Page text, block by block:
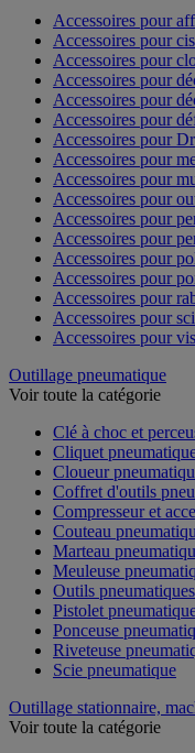
Accessoires pour
Accessoires pour
Accessoires pour
Accessoires pour
Accessoires pour
Accessoires pour
Accessoires pour
Accessoires pour
Accessoires pour
Accessoires pour
Accessoires pour
Accessoires pour
Accessoires pour
Accessoires pour
Accessoires pour
Accessoires pour
Accessoires pour
Outillage pneumatique
Voir toute la catégorie
Clé à choc et
Cliquet
Cloueur
Coffret d'outils
Compresseur et
Couteau
Marteau
Meuleuse
Outils
Pistolet
Ponceuse
Riveteuse
Scie pneumatique
Outillage stationnaire,
Voir toute la catégorie